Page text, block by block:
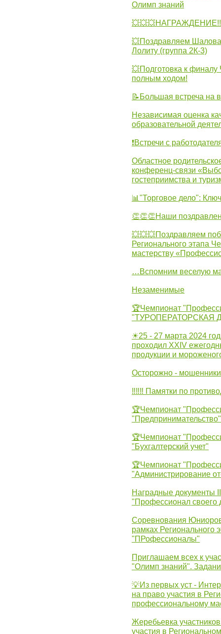
Олимп знаний
💥Поздравляем
Лолиту (группа 2К-3)
💥Подготовка к
полным ходом!
📝Большая встреча на
Независимая оценка
образовательной
❗Встречи с
Областное
конференц-связи
гостеприимства и
📊"Торговое дело":
👏👏👏Наши
💥💥💥Поздравляем
Регионального этапа
мастерству
…Вспомним веселую
Незаменимые
🏆Чемпионат
"ТУРОПЕРАТОРСКАЯ
☀25 - 27 марта 2024
проходил XXIV
продукции и
Осторожно -
‼‼‼ Памятки по
🏆Чемпионат
"Предпринимательство"
🏆Чемпионат
"Бухгалтерский учет"
🏆Чемпионат
"Администрирование
Наградные документы
"Профессионал своего
Соревнования
рамках Регионального
"ПРофессионалы"
Приглашаем всех к
"Олимп знаний".
💡Из первых уст -
на право участия в
профессиональному
Жеребьевка
участия в